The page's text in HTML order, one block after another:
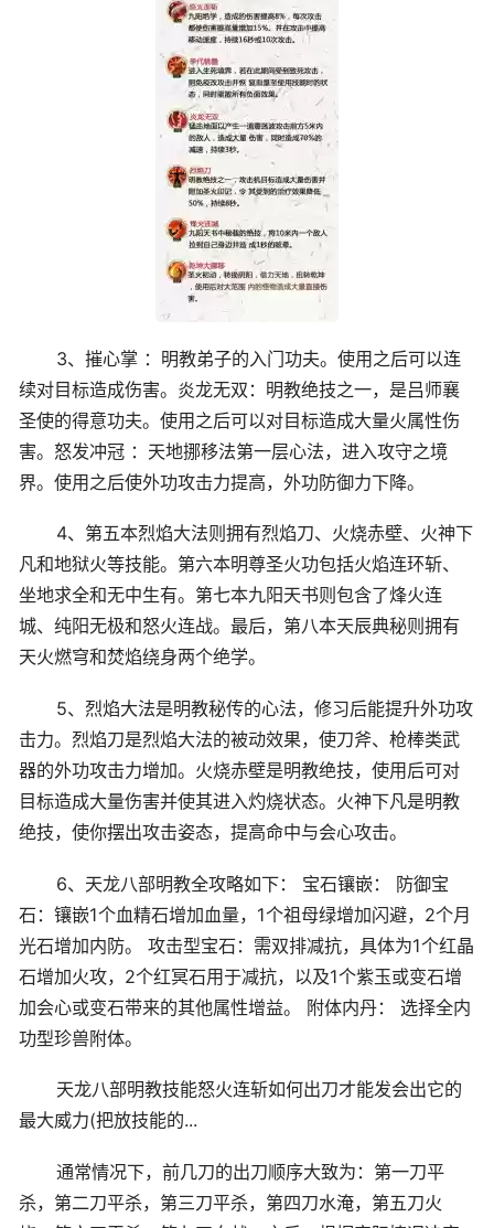
3、摧心掌 ：明教弟子的入门功夫。使用之后可以连
续对目标造成伤害。炎龙无双：明教绝技之一，是吕师襄
圣使的得意功夫。使用之后可以对目标造成大量火属性伤
害。怒发冲冠 ：天地挪移法第一层心法，进入攻守之境
界。使用之后使外功攻击力提高，外功防御力下降。
4、第五本烈焰大法则拥有烈焰刀、火烧赤壁、火神下
凡和地狱火等技能。第六本明尊圣火功包括火焰连环斩、
坐地求全和无中生有。第七本九阳天书则包含了烽火连
城、纯阳无极和怒火连战。最后，第八本天辰典秘则拥有
天火燃穹和焚焰绕身两个绝学。
5、烈焰大法是明教秘传的心法，修习后能提升外功攻
击力。烈焰刀是烈焰大法的被动效果，使刀斧、枪棒类武
器的外功攻击力增加。火烧赤壁是明教绝技，使用后可对
目标造成大量伤害并使其进入灼烧状态。火神下凡是明教
绝技，使你摆出攻击姿态，提高命中与会心攻击。
6、天龙八部明教全攻略如下： 宝石镶嵌： 防御宝
石：镶嵌1个血精石增加血量，1个祖母绿增加闪避，2个月
光石增加内防。 攻击型宝石：需双排减抗，具体为1个红晶
石增加火攻，2个红冥石用于减抗，以及1个紫玉或变石增
加会心或变石带来的其他属性增益。 附体内丹： 选择全内
功型珍兽附体。
天龙八部明教技能怒火连斩如何出刀才能发会出它的
最大威力(把放技能的...
通常情况下，前几刀的出刀顺序大致为：第一刀平
杀，第二刀平杀，第三刀平杀，第四刀水淹，第五刀火